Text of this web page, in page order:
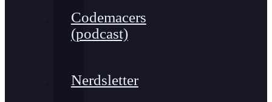
Codemacers
(podcast)
Nerdsletter